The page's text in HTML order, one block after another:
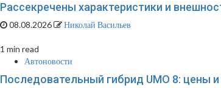
Рассекречены характеристики и
08.08.2026 Николай Васильев
1 min read
Автоновости
Последовательный гибрид UMO 8: цены